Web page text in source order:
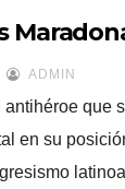
ADMIN
antihéroe que
en su